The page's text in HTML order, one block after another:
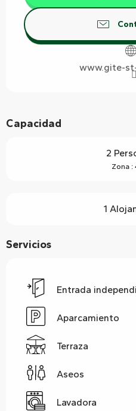
www.gite-
Capacidad
2
Zona :
1
Servicios
Entrada
Aparcamiento
Terraza
Aseos
Lavadora